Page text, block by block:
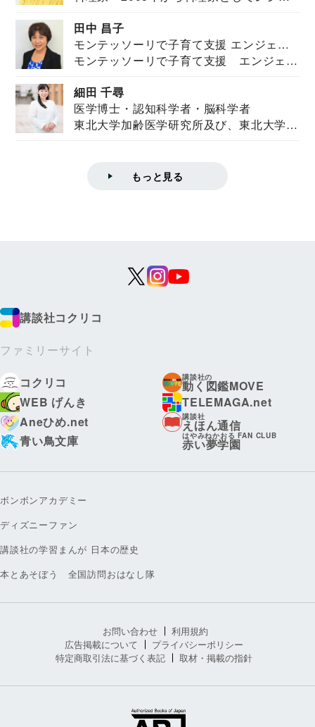
田中 昌子
モンテッソーリで子育て支援 エンジェル
ズハウス研究所所長
モンテッソーリで子育て支援 エンジェル
細田 千尋
医学博士・認知科学者・脳科学者
東北大学加齢医学研究所及び、東北大学大
もっと見る
講談社コクリコ
ファミリーサイト
コクリコ
講談社の
動く図鑑MOVE
WEB げんき
TELEMAGA.net
Aneひめ.net
講談社
えほん通信
青い鳥文庫
はやみねかおる FAN CLUB
赤い夢学園
ボンボンアカデミー
ディズニーファン
講談社の学習まんが 日本の歴史
本とあそぼう 全国訪問おはなし隊
お問い合わせ
利用規約
広告掲載について
プライバシーポリシー
特定商取引法に基づく表記
取材・掲載の指針